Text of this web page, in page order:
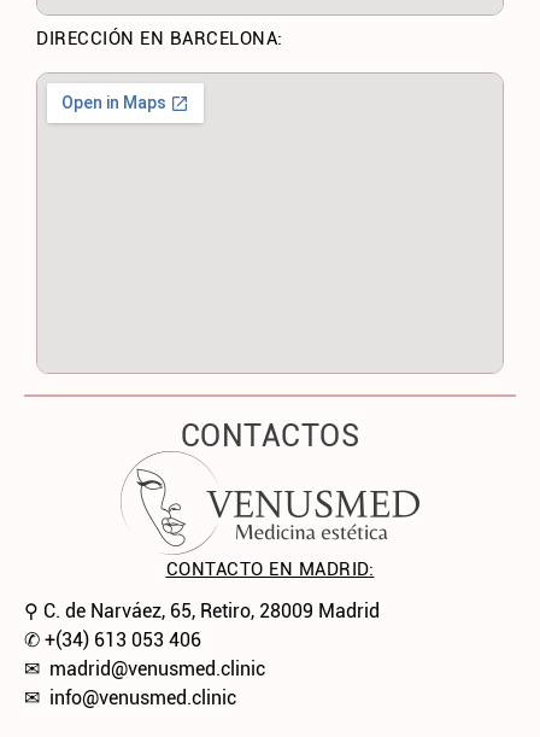
DIRECCIÓN EN BARCELONA:
CONTACTOS
CONTACTO EN MADRID:
⚲ C. de Narváez, 65, Retiro, 28009 Madrid
✆ +(34) 613 053 406
✉ madrid@venusmed.clinic
✉ info@venusmed.clinic